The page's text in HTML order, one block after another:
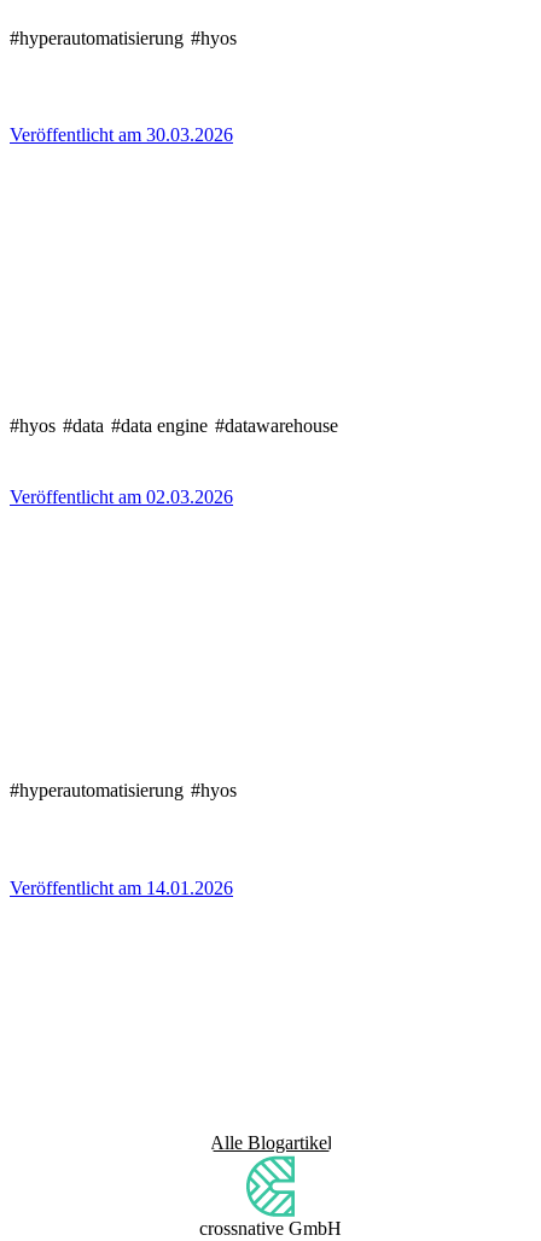
#hyperautomatisierung #hyos
Veröffentlicht am 30.03.2026
#hyos #data #data engine #datawarehouse
Veröffentlicht am 02.03.2026
#hyperautomatisierung #hyos
Veröffentlicht am 14.01.2026
Alle Blogartikel
crossnative GmbH